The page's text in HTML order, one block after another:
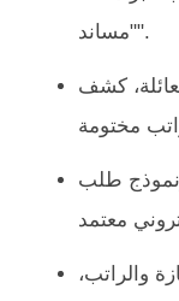
"مساند".
كشف
طلب
والراتب،